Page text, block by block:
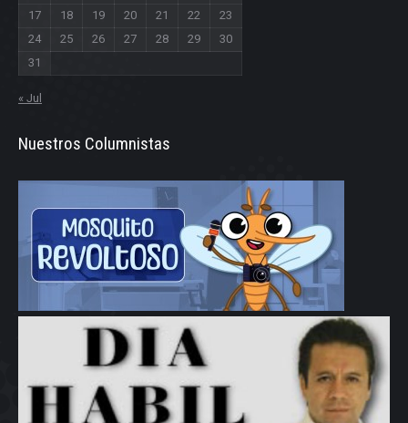
17
18 19 20 21 22
23
24
25 26 27 28 29
30
31
« Jul
Nuestros Columnistas